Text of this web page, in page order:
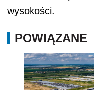
wysokości.
POWIĄZANE